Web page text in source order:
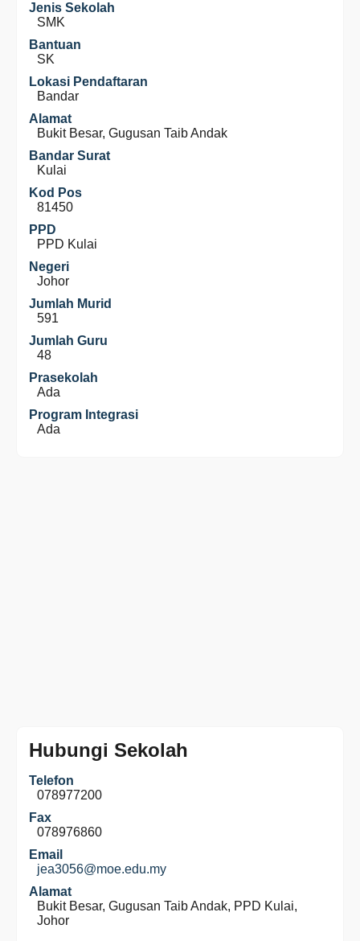
Jenis Sekolah
SMK
Bantuan
SK
Lokasi Pendaftaran
Bandar
Alamat
Bukit Besar, Gugusan Taib Andak
Bandar Surat
Kulai
Kod Pos
81450
PPD
PPD Kulai
Negeri
Johor
Jumlah Murid
591
Jumlah Guru
48
Prasekolah
Ada
Program Integrasi
Ada
Hubungi Sekolah
Telefon
078977200
Fax
078976860
Email
jea3056@moe.edu.my
Alamat
Bukit Besar, Gugusan Taib Andak, PPD Kulai,
Johor